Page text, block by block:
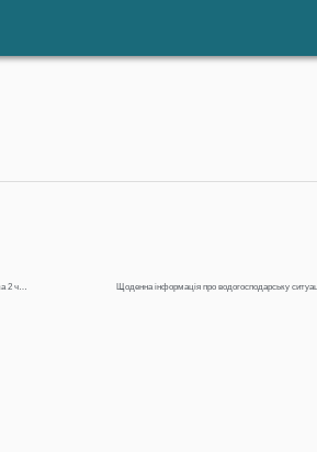
Щоденна інформація про водогосподарську ситуацію в зоні діяльності БУВР Пруту та Сірету за 2 червня 2024 р.